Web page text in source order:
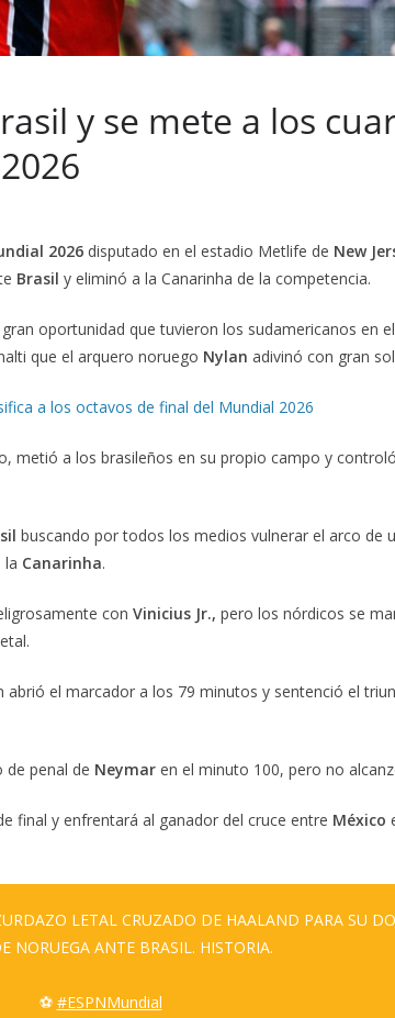
y se mete a los
2026 disputado en el estadio Metlife de New
Brasil y eliminó a la Canarinha de la competencia.
oportunidad que tuvieron los sudamericanos en
que el arquero noruego Nylan adivinó con gran
a los octavos de final del Mundial 2026
metió a los brasileños en su propio campo y
buscando por todos los medios vulnerar el arco de
la Canarinha.
con Vinicius Jr., pero los nórdicos se
abrió el marcador a los 79 minutos y sentenció el
penal de Neymar en el minuto 100, pero no
final y enfrentará al ganador del cruce entre México
LETAL CRUZADO DE HAALAND PARA SU
NORUEGA ANTE BRASIL. HISTORIA.
⚽ #ESPNMundial